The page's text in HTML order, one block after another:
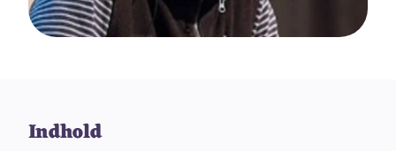
Indhold